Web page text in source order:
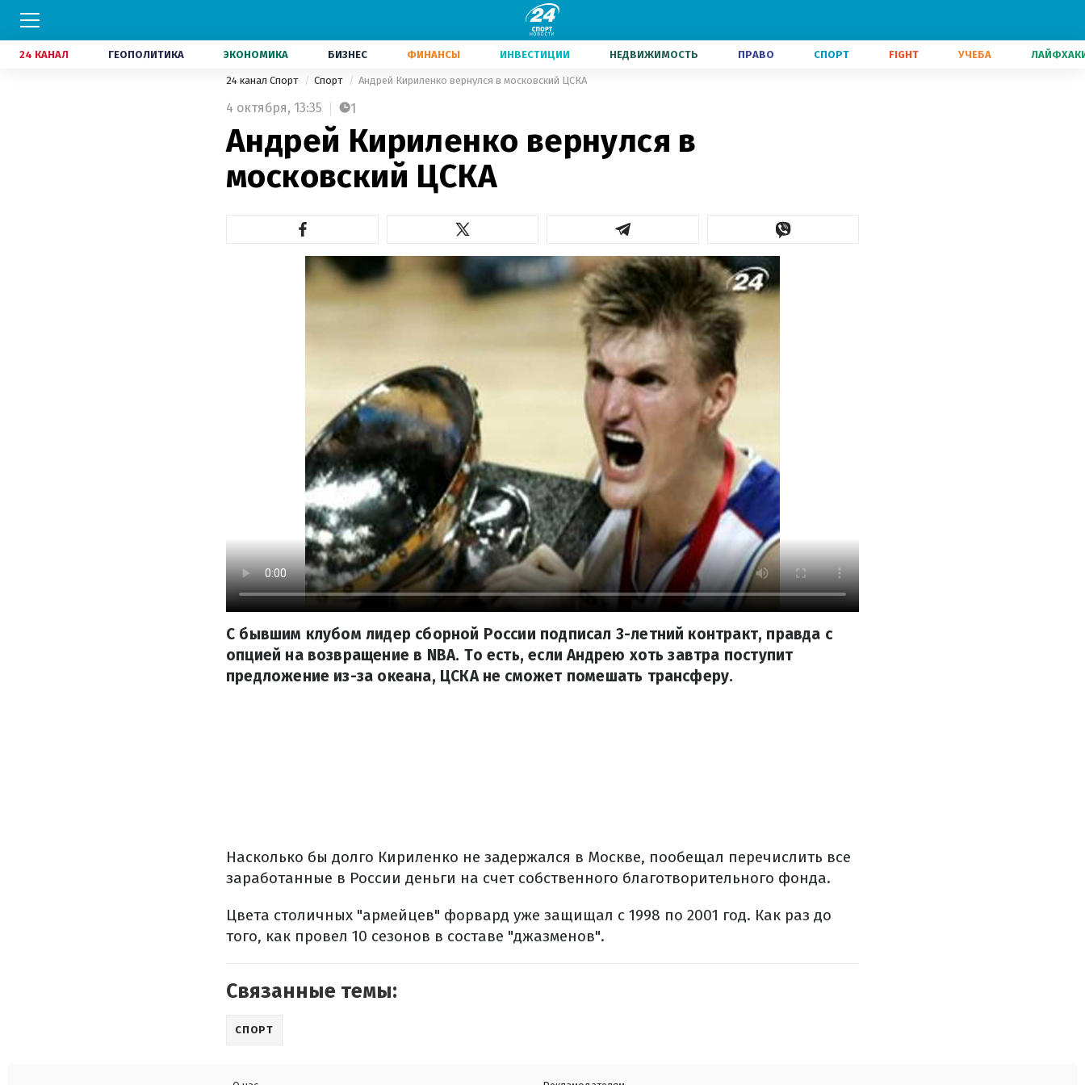
24 КАНАЛ ГЕОПОЛИТИКА ЭКОНОМИКА БИЗНЕС ФИНАНСЫ ИНВЕСТИЦИИ НЕДВИЖИМОСТЬ ПРАВО СПОРТ FIGHT УЧЕБА
24 канал Спорт Спорт Андрей Кириленко вернулся в московский ЦСКА
4 октября, 13:35 1
Андрей Кириленко вернулся в
московский ЦСКА
С бывшим клубом лидер сборной России подписал 3-летний контракт, правда с
опцией на возвращение в NBA. То есть, если Андрею хоть завтра поступит
предложение из-за океана, ЦСКА не сможет помешать трансферу.
Насколько бы долго Кириленко не задержался в Москве, пообещал перечислить все
заработанные в России деньги на счет собственного благотворительного фонда.
Цвета столичных "армейцев" форвард уже защищал с 1998 по 2001 год. Как раз до
того, как провел 10 сезонов в составе "джазменов".
Связанные темы:
СПОРТ